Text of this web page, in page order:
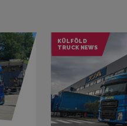
KÜLFÖLD
TRUCK NEWS